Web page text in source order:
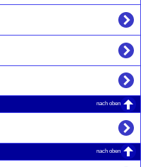
nach oben
nach oben